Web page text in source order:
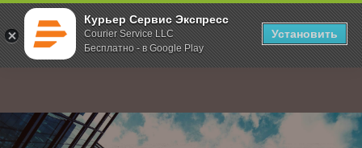
Курьер Сервис Экспресс
Courier Service LLC
Бесплатно - в Google Play
Установить
; Главная О компании Новости Компания DHL планирует